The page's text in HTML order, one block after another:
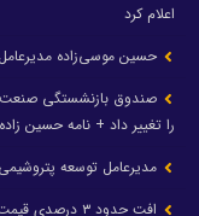
اعلام کرد
حسین موسی‌زاده
صندوق بازنشستگی صنعت
را تغییر داد + نامه حسین
مدیرعامل توسعه
افت حدود ۳ درصدی قیمت نفت